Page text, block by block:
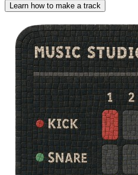
Learn how to make a track